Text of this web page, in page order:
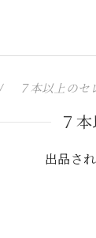
７本以上のセ
７
出品さ